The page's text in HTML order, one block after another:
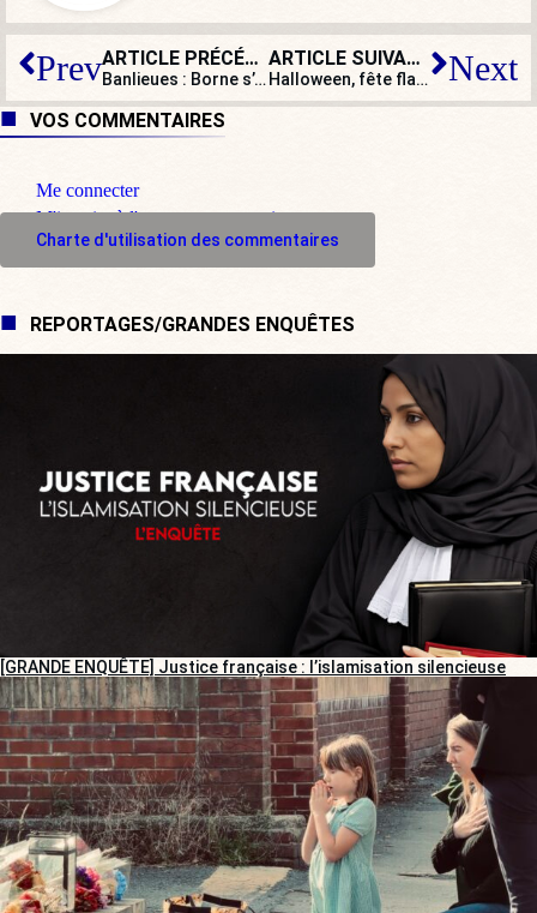
Prev ARTICLE PRÉCÉDENT
Banlieues : Borne s’en tient à des recettes qui échouent depuis 40 ans !
ARTICLE SUIVANT
Halloween, fête flasque, hybride et conformiste Next
VOS COMMENTAIRES
Me connecter
M'inscrire à l'espace commentaire
Charte d'utilisation des commentaires
REPORTAGES/GRANDES ENQUÊTES
[GRANDE ENQUÊTE] Justice française : l’islamisation silencieuse